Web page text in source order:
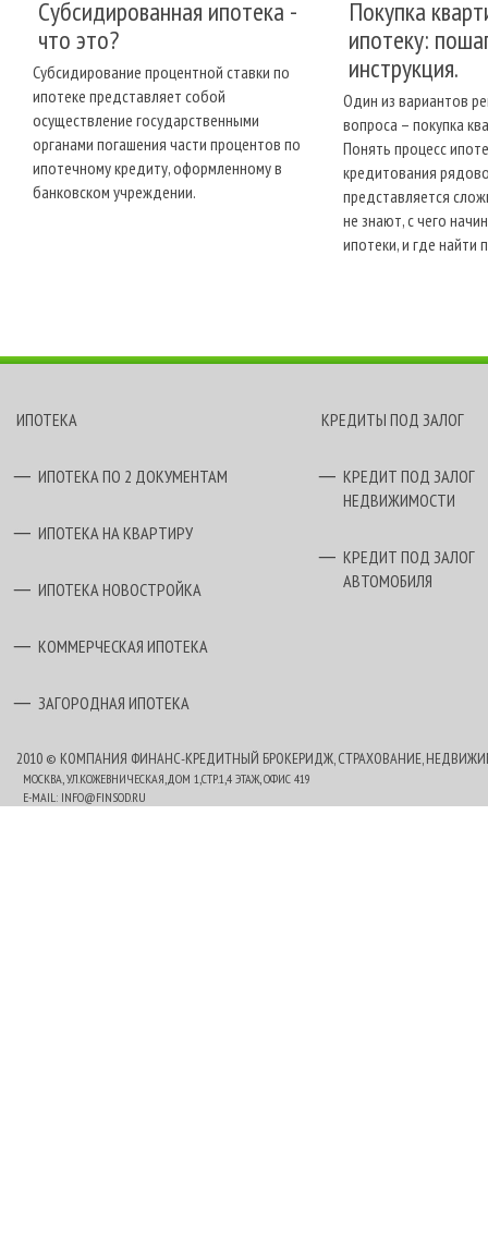
Субсидированная ипотека -
что это?
Субсидирование процентной ставки по
ипотеке представляет собой
осуществление государственными
органами погашения части процентов по
ипотечному кредиту, оформленному в
банковском учреждении.
Покупка
ипотеку:
инструкция.
Один из вариантов
вопроса – покупка
Понять процесс
кредитования
представляется
не знают, с чего
ипотеки, и где найти
ИПОТЕКА
ИПОТЕКА ПО 2 ДОКУМЕНТАМ
ИПОТЕКА НА КВАРТИРУ
ИПОТЕКА НОВОСТРОЙКА
КОММЕРЧЕСКАЯ ИПОТЕКА
ЗАГОРОДНАЯ ИПОТЕКА
КРЕДИТЫ ПОД ЗАЛОГ
КРЕДИТ ПОД ЗАЛОГ
НЕДВИЖИМОСТИ
КРЕДИТ ПОД ЗАЛОГ
АВТОМОБИЛЯ
2010 © КОМПАНИЯ ФИНАНС-КРЕДИТНЫЙ БРОКЕРИДЖ, СТРАХОВАНИЕ,
МОСКВА, УЛ.КОЖЕВНИЧЕСКАЯ,ДОМ 1,СТР.1,4 ЭТАЖ, ОФИС 419
E-MAIL: INFO@FINSOD.RU